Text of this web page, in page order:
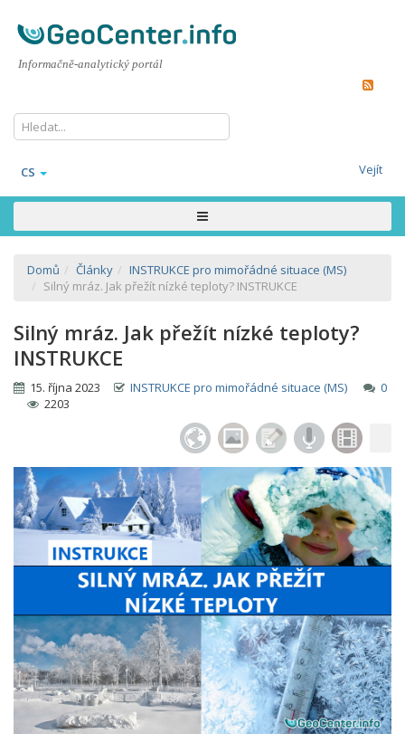
Informačně-analytický portál
CS Vejít
Domů Články
INSTRUKCE pro mimořádné situace (MS)
Silný mráz. Jak přežít nízké teploty? INSTRUKCE
Silný mráz. Jak přežít nízké teploty?
INSTRUKCE
15. října 2023 INSTRUKCE pro mimořádné situace (MS)
0
2203